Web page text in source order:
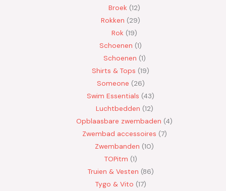
Broek 12
Rokken
29
Rok 19
Schoenen 1
Schoenen 1
Shirts & Tops 19
Someone 26
Swim Essentials 43
Luchtbedden 12
Opblaasbare zwembaden 4
Zwembad accessoires 7
Zwembanden 10
TOPitm 1
Truien & Vesten 86
Tygo & Vito 17